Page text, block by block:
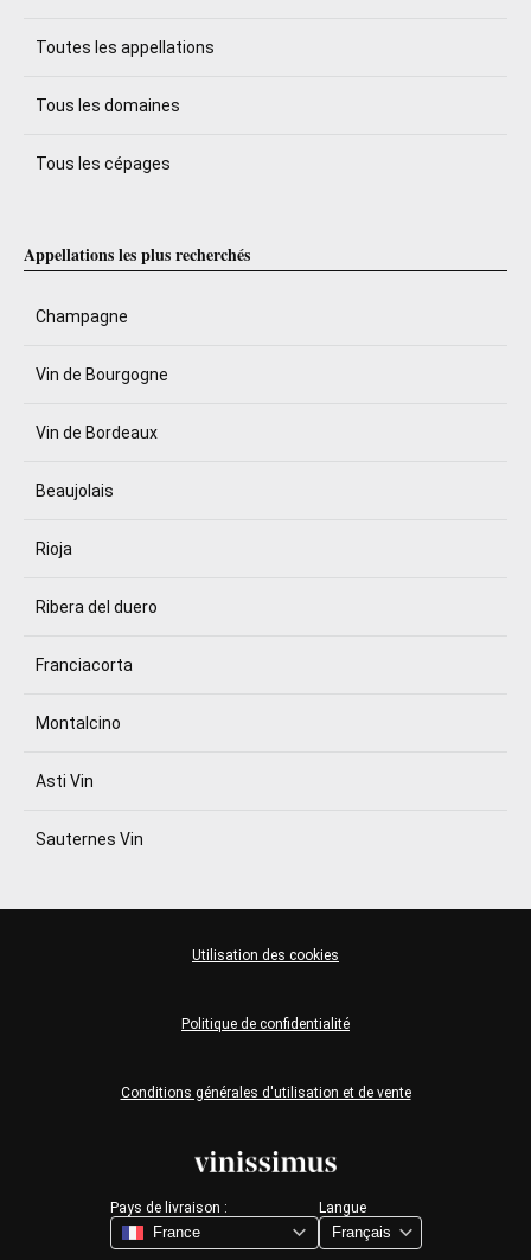
Toutes les appellations
Tous les domaines
Tous les cépages
Appellations les plus recherchés
Champagne
Vin de Bourgogne
Vin de Bordeaux
Beaujolais
Rioja
Ribera del duero
Franciacorta
Montalcino
Asti Vin
Sauternes Vin
Pays de livraison : Langue
Conditions générales d'utilisation et de vente
Politique de confidentialité
Utilisation des cookies